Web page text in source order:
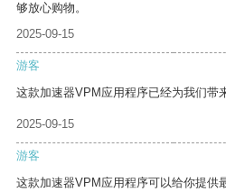
够放心购物。
2025-09-15
游客
这款加速器VPM应用程序已经为我们带
2025-09-15
游客
这款加速器VPM应用程序可以给你提供